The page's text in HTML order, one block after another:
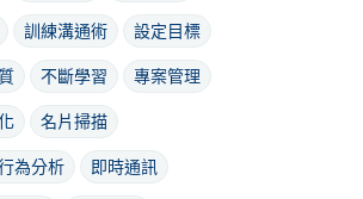
訓練溝通術
設定目標
不斷學習
專案管理
名片掃描
為分析
即時通訊